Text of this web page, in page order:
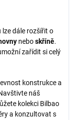
lze dále rozšířit o
neboskříně.
zařídit si celý
konstrukce a
náš
kolekci Bilbao
a konzultovat s